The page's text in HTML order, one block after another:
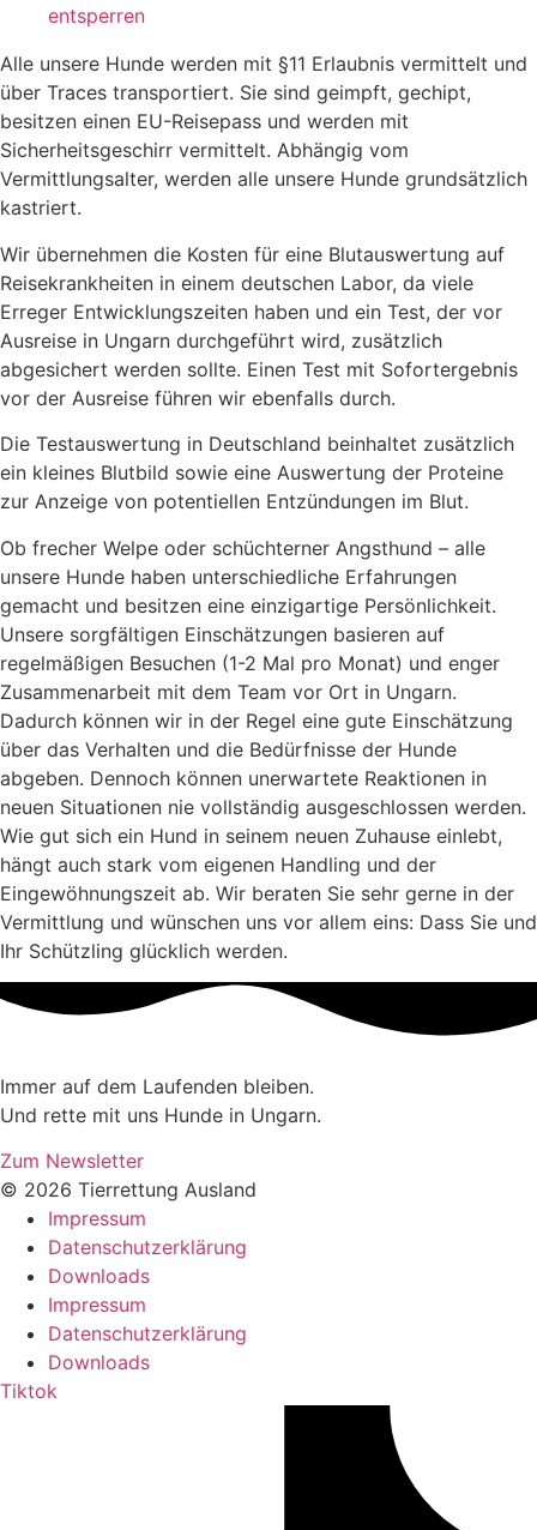
entsperren
Alle unsere Hunde werden mit §11 Erlaubnis vermittelt und
über Traces transportiert. Sie sind geimpft, gechipt,
besitzen einen EU-Reisepass und werden mit
Sicherheitsgeschirr vermittelt. Abhängig vom
Vermittlungsalter, werden alle unsere Hunde grundsätzlich
kastriert.
Wir übernehmen die Kosten für eine Blutauswertung auf
Reisekrankheiten in einem deutschen Labor, da viele
Erreger Entwicklungszeiten haben und ein Test, der vor
Ausreise in Ungarn durchgeführt wird, zusätzlich
abgesichert werden sollte. Einen Test mit Sofortergebnis
vor der Ausreise führen wir ebenfalls durch.
Die Testauswertung in Deutschland beinhaltet zusätzlich
ein kleines Blutbild sowie eine Auswertung der Proteine
zur Anzeige von potentiellen Entzündungen im Blut.
Ob frecher Welpe oder schüchterner Angsthund – alle
unsere Hunde haben unterschiedliche Erfahrungen
gemacht und besitzen eine einzigartige Persönlichkeit.
Unsere sorgfältigen Einschätzungen basieren auf
regelmäßigen Besuchen (1-2 Mal pro Monat) und enger
Zusammenarbeit mit dem Team vor Ort in Ungarn.
Dadurch können wir in der Regel eine gute Einschätzung
über das Verhalten und die Bedürfnisse der Hunde
abgeben. Dennoch können unerwartete Reaktionen in
neuen Situationen nie vollständig ausgeschlossen werden.
Wie gut sich ein Hund in seinem neuen Zuhause einlebt,
hängt auch stark vom eigenen Handling und der
Eingewöhnungszeit ab. Wir beraten Sie sehr gerne in der
Vermittlung und wünschen uns vor allem eins: Dass Sie und
Ihr Schützling glücklich werden.
Immer auf dem Laufenden bleiben.
Und rette mit uns Hunde in Ungarn.
Zum Newsletter
© 2026 Tierrettung Ausland
Impressum
Datenschutzerklärung
Downloads
Impressum
Datenschutzerklärung
Downloads
Tiktok